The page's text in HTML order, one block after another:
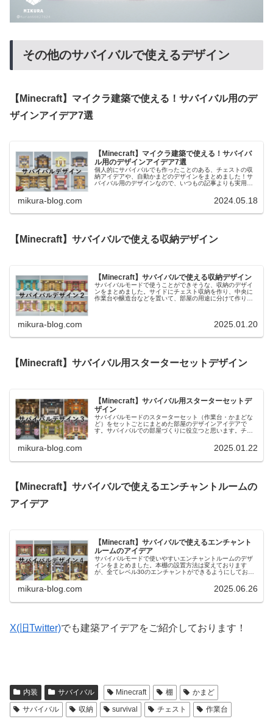
その他のサバイバルで使えるデザイン
【Minecraft】マイクラ建築で使える！サバイバル用のデ
ザインアイデア7選
【Minecraft】マイクラ建築で使える！サバイバ
ル用のデザインアイデア7選
個人的にサバイバルでも作ったことのある、チェストの収
納アイデアや、自動かまどのデザインをまとめました！サ
バイバル用のデザインなので、いつもの記事よりも実用性
mikura-blog.com 2024.05.18
【Minecraft】サバイバルで使える収納デザイン
【Minecraft】サバイバルで使える収納デザイン
サバイバルモードで使うことができそうな、収納のデザイ
ンをまとめました。サイドにチェスト収納を作り、中央に
作業台や醸造台などを置いて、部屋の用途に分けて作り変
mikura-blog.com 2025.01.20
【Minecraft】サバイバル用スターターセットデザイン
【Minecraft】サバイバル用スターターセットデ
ザイン
サバイバルモードのスターターセット（作業台・かまどな
ど）をセットごとにまとめた部屋のデザインアイデアで
す。サバイバルでの部屋づくりに役立つと思います。チェ
mikura-blog.com 2025.01.22
【Minecraft】サバイバルで使えるエンチャントルームの
アイデア
【Minecraft】サバイバルで使えるエンチャント
ルームのアイデア
サバイバルモードで使いやすいエンチャントルームのデザ
インをまとめました。本棚の設置方法は変えております
が、全てレベル30のエンチャントができるようにしており
mikura-blog.com 2025.06.26
X(旧Twitter)でも建築アイデアをご紹介しております！
内装 サバイバル Minecraft 棚
かまど
サバイバル
収納 survival チェスト 作業台